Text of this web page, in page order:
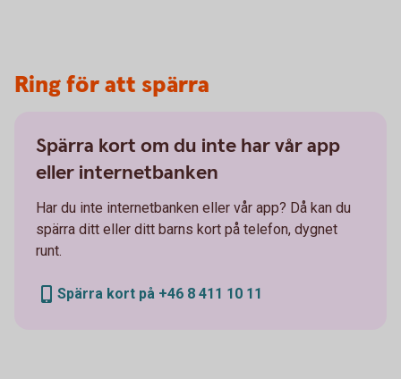
Ring för att spärra
Spärra kort om du inte har vår app
eller internetbanken
Har du inte internetbanken eller vår app? Då kan du
spärra ditt eller ditt barns kort på telefon, dygnet
runt.
Spärra kort på +46 8 411 10 11